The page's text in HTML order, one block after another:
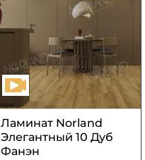
Ламинат Norland
Элегантный 10 Дуб
Фанэн